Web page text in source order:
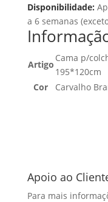
Disponibilidade:
a 6 semanas
Artigo
Cama p/
195*120cm
Cor
Carvalho
Apoio ao
Para mais